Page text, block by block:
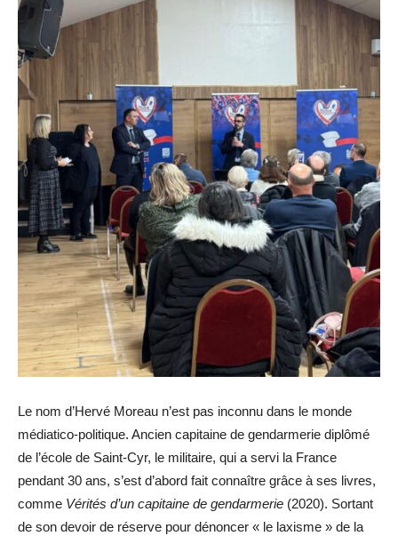
Le nom d’Hervé Moreau n’est pas inconnu dans le monde
médiatico-politique. Ancien capitaine de gendarmerie diplômé
de l’école de Saint-Cyr, le militaire, qui a servi la France
pendant 30 ans, s’est d’abord fait connaître grâce à ses livres,
comme Vérités d’un capitaine de gendarmerie (2020). Sortant
de son devoir de réserve pour dénoncer « le laxisme » de la